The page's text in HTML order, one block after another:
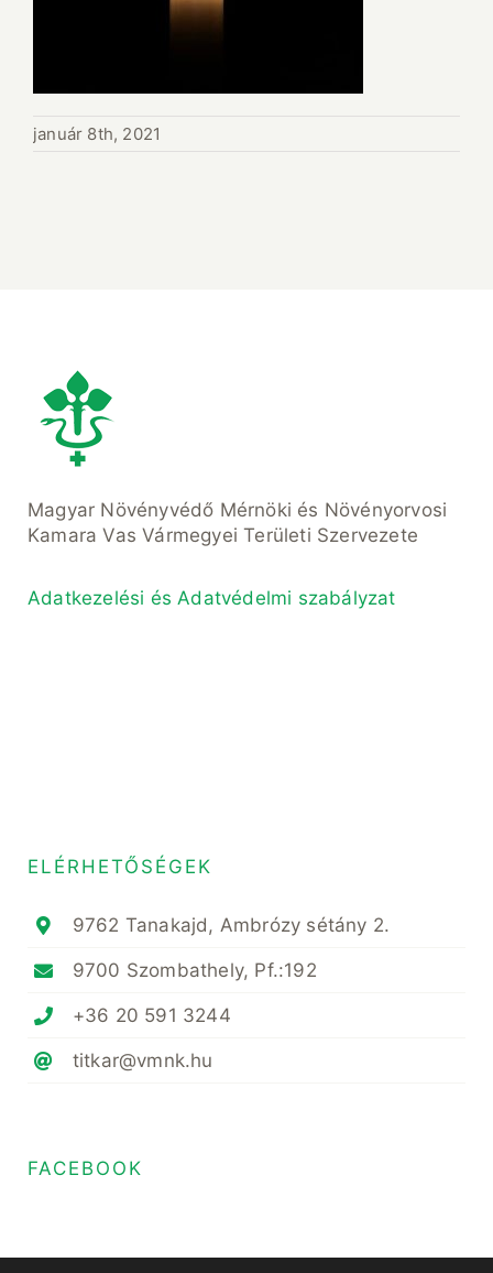
január 8th, 2021
Magyar Növényvédő Mérnöki és Növényorvosi
Kamara Vas Vármegyei Területi Szervezete
Adatkezelési és Adatvédelmi szabályzat
ELÉRHETŐSÉGEK
9762 Tanakajd, Ambrózy sétány 2.
9700 Szombathely, Pf.:192
+36 20 591 3244
titkar@vmnk.hu
FACEBOOK